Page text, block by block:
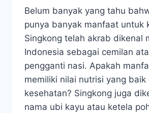
Belum banyak yang tahu
punya banyak manfaat untuk
Singkong telah akrab dikenal
Indonesia sebagai cemilan
pengganti nasi. Apakah
memiliki nilai nutrisi yang baik
kesehatan? Singkong juga
nama ubi kayu atau ketela